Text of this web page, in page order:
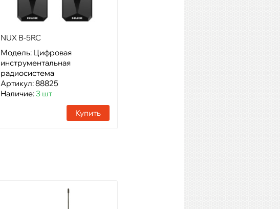
NUX B-5RC
Модель: Цифровая
инструментальная
радиосистема
Артикул: 88825
Наличие:3 шт
Купить